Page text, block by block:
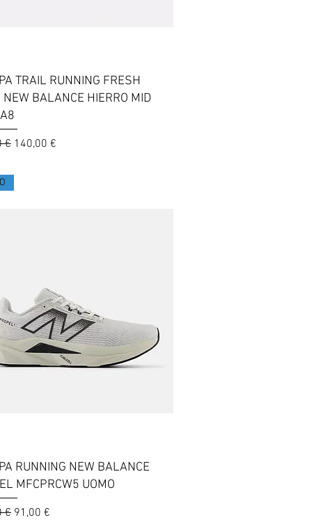
Vista rapida
TRAIL RUNNING FRESH
BALANCE HIERRO MID
€ Prezzo scontato
140,00 €
Vista rapida
RUNNING NEW BALANCE
MFCPRCW5 UOMO
€ Prezzo scontato
91,00 €